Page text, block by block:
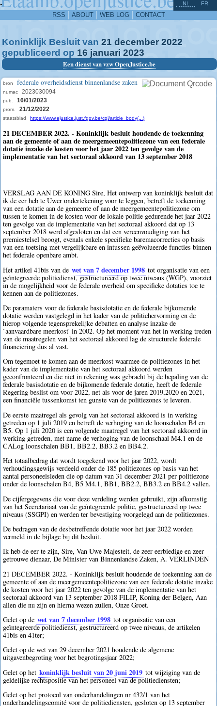
-
RSS ABOUT WEB LOG CONTACT
NL FR
Koninklijk Besluit van 21 december 2022
gepubliceerd op 16 januari 2023
Een dienst van vzw OpenJustice.be
bron federale overheidsdienst binnenlandse zaken
numac 2023030094
pub. 16/01/2023
prom. 21/12/2022
staatsblad https://www.ejustice.just.fgov.be/cgi/article_body(...)
21 DECEMBER 2022. - Koninklijk besluit houdende de toekenning
aan de gemeente of aan de meergemeentepolitiezone van een federale
dotatie inzake de kosten voor het jaar 2022 ten gevolge van de
implementatie van het sectoraal akkoord van 13 september 2018
VERSLAG AAN DE KONING Sire, Het ontwerp van koninklijk besluit dat
ik de eer heb te Uwer ondertekening voor te leggen, betreft de toekenning
van een dotatie aan de gemeente of aan de meergemeentepolitiezone om
tussen te komen in de kosten voor de lokale politie gedurende het jaar 2022
ten gevolge van de implementatie van het sectoraal akkoord dat op 13
september 2018 werd afgesloten en dat een vereenvoudiging van het
premiestelsel beoogt, evenals enkele specifieke baremacorrecties op basis
van een toetsing met vergelijkbare en intussen geëvolueerde functies binnen
het federale openbare ambt.
Het artikel 41bis van de wet van 7 december 1998 tot organisatie van een
geïntegreerde politiedienst, gestructureerd op twee niveaus (WGP), voorziet
in de mogelijkheid voor de federale overheid om specifieke dotaties toe te
kennen aan de politiezones.
De paramaters voor de federale basisdotatie en de federale bijkomende
dotatie werden vastgelegd in het kader van de politiehervorming en de
hierop volgende tegensprekelijke debatten en analyse inzake de
`aanvaardbare meerkost' in 2002. Op het moment van het in werking treden
van de maatregelen van het sectoraal akkoord lag de structurele federale
financiering dus al vast.
Om tegemoet te komen aan de meerkost waarmee de politiezones in het
kader van de implementatie van het sectoraal akkoord werden
geconfronteerd en die niet in rekening was gebracht bij de bepaling van de
federale basisdotatie en de bijkomende federale dotatie, heeft de federale
Regering beslist om voor 2022, net als voor de jaren 2019,2020 en 2021,
een financiële tussenkomst ten gunste van de politiezones te leveren.
De eerste maatregel als gevolg van het sectoraal akkoord is in werking
getreden op 1 juli 2019 en betreft de verhoging van de loonschalen B4 en
B5. Op 1 juli 2020 is een volgende maatregel van het sectoraal akkoord in
werking getreden, met name de verhoging van de loonschaal M4.1 en de
CALog loonschalen BB1, BB2.2, BB3.2 en BB4.2.
Het totaalbedrag dat wordt toegekend voor het jaar 2022, wordt
verhoudingsgewijs verdeeld onder de 185 politiezones op basis van het
aantal personeelsleden die op datum van 31 december 2021 per politiezone
onder de loonschalen B4, B5 M4.1, BB1, BB2.2, BB3.2 en BB4.2 vallen.
De cijfergegevens die voor deze verdeling werden gebruikt, zijn afkomstig
van het Secretariaat van de geïntegreerde politie, gestructureerd op twee
niveaus (SSGPI) en werden ter bevestiging voorgelegd aan de politiezones.
De bedragen van de desbetreffende dotatie voor het jaar 2022 worden
vermeld in de bijlage bij dit besluit.
Ik heb de eer te zijn, Sire, Van Uwe Majesteit, de zeer eerbiedige en zeer
getrouwe dienaar, De Minister van Binnenlandse Zaken, A. VERLINDEN
21 DECEMBER 2022. - Koninklijk besluit houdende de toekenning aan de
gemeente of aan de meergemeentepolitiezone van een federale dotatie inzake
de kosten voor het jaar 2022 ten gevolge van de implementatie van het
sectoraal akkoord van 13 september 2018 FILIP, Koning der Belgen, Aan
allen die nu zijn en hierna wezen zullen, Onze Groet.
Gelet op de wet van 7 december 1998 tot organisatie van een
geïntegreerde politiedienst, gestructureerd op twee niveaus, de artikelen
41bis en 41ter;
Gelet op de wet van 29 december 2021 houdende de algemene
uitgavenbegroting voor het begrotingsjaar 2022;
Gelet op het koninklijk besluit van 20 juni 2019 tot wijziging van de
geldelijke rechtspositie van het personeel van de politiediensten;
Gelet op het protocol van onderhandelingen nr 432/1 van het
onderhandelingscomité voor de politiediensten, gesloten op 13 september
^